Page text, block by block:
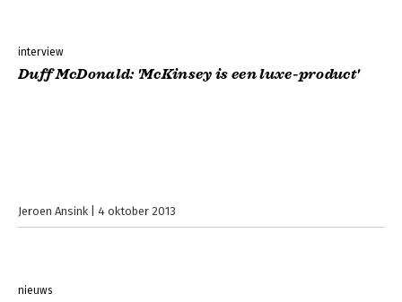
interview
Duff McDonald: 'McKinsey is een luxe-product'
Jeroen Ansink 4 oktober 2013
nieuws